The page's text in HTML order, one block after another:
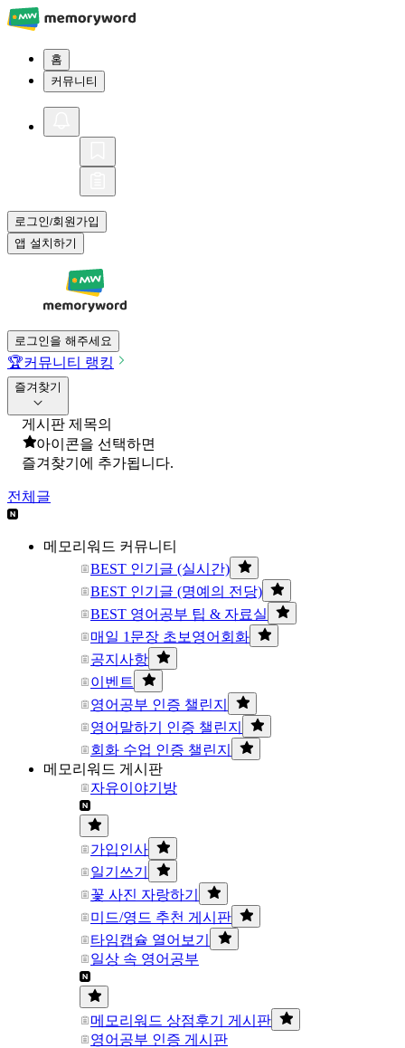
홈
커뮤니티
로그인/회원가입
앱 설치하기
로그인을 해주세요
🏆커뮤니티 랭킹
즐겨찾기
게시판 제목의
아이콘을 선택하면
즐겨찾기에 추가됩니다.
전체글
메모리워드 커뮤니티
BEST 인기글 (실시간)
BEST 인기글 (명예의 전당)
BEST 영어공부 팁 & 자료실
매일 1문장 초보영어회화
공지사항
이벤트
영어공부 인증 챌린지
영어말하기 인증 챌린지
회화 수업 인증 챌린지
메모리워드 게시판
자유이야기방
가입인사
일기쓰기
꽃 사진 자랑하기
미드/영드 추천 게시판
타임캡슐 열어보기
일상 속 영어공부
메모리워드 상점후기 게시판
영어공부 인증 게시판